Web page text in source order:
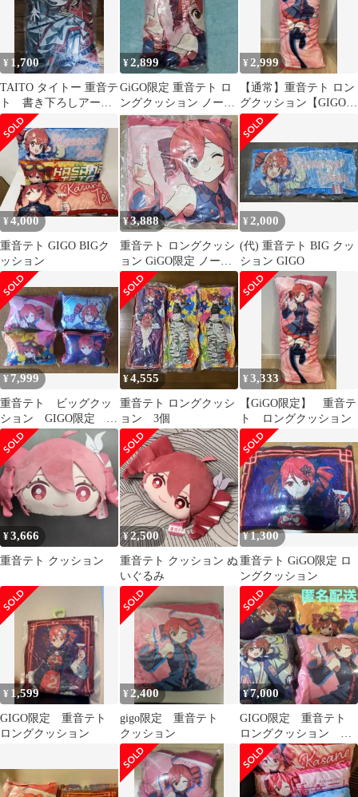
¥ 1,700
TAITO タイトー 重音テ
ト 書き下ろしアート
クッション 一つ 未開封
¥2,899
GiGO限定 重音テト ロ
ングクッション ノーマ
ル
¥2,999
【通常】重音テト ロン
グクッション【GIGO限
定】
¥4,000
重音テト GIGO BIGク
ッション
¥3,888
重音テト ロングクッシ
ョン GiGO限定 ノーマ
ル
¥ 2,000
(代) 重音テト BIG クッ
ション GIGO
¥ 7,999
重音テト ビッグクッ
ション GIGO限定 4
種コンプリート
¥4,555
重音テト ロングクッシ
ョン 3個
¥3,333
【GiGO限定】 重音テ
ト ロングクッション
¥3,666
重音テト クッション
¥2,500
重音テト クッション ぬ
いぐるみ
¥1,300
重音テト GiGO限定 ロ
ングクッション
¥ 1,599
GIGO限定 重音テト
ロングクッション
¥ 2,400
gigo限定 重音テト
クッション
¥7,000
GIGO限定 重音テト
ロングクッション 全
４種